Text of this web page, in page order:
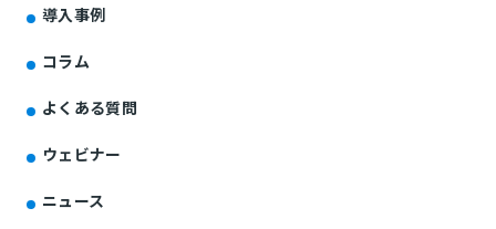
導入事例
コラム
よくある質問
ウェビナー
ニュース